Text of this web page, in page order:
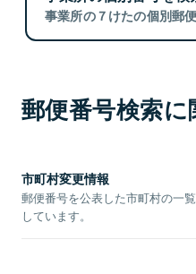
事業所の７けたの個別郵
郵便番号検索
市町村変更情報
郵便番号を公表した市町村の一
しています。